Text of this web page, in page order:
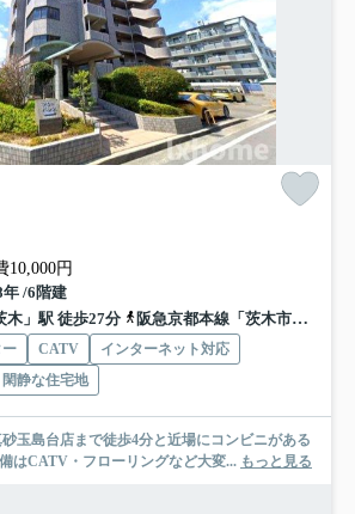
10,000円
/6階建
木」駅 徒歩27分
阪急京都本線「茨木市」駅 徒歩28分
ー CATV
インターネット対応
閑静な住宅地
玉島台店まで徒歩4分と近場にコンビニがある
はCATV・フローリングなど大変... もっと見る